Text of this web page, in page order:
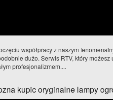
współpracy z naszym
dużo. Serwis RTV, który możesz
profesjonalizmem....
kupic oryginalne lampy